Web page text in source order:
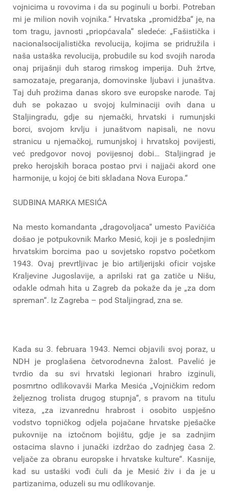
vojnicima u rovovima i da su poginuli u borbi. Potreban
mi je milion novih vojnika.“ Hrvatska „promidžba“ je, na
tom tragu, javnosti „priopćavala“ sledeće: „Fašistička i
nacionalsocijalistička revolucija, kojima se pridružila i
naša ustaška revolucija, probudile su kod svojih naroda
onaj prijašnji duh starog rimskog imperija. Duh žrtve,
samozataje, pregaranja, domovinske ljubavi i junaštva.
Taj duh prožima danas skoro sve europske narode. Taj
duh se pokazao u svojoj kulminaciji ovih dana u
Staljingradu, gdje su njemački, hrvatski i rumunjski
borci, svojom krvlju i junaštvom napisali, ne novu
stranicu u njemačkoj, rumunjskoj i hrvatskoj povijesti,
već predgovor novoj povijesnoj dobi… Staljingrad je
preko herojskih boraca postao prvi i najjači akord one
harmonije, u kojoj će biti skladana Nova Europa.“
SUDBINA MARKA MESIĆA
Na mesto komandanta „dragovoljaca“ umesto Pavičića
došao je potpukovnik Marko Mesić, koji je s poslednjim
hrvatskim borcima pao u sovjetsko ropstvo početkom
1943. Ovaj prevrtljivac je bio artiljerijski oficir vojske
Kraljevine Jugoslavije, a aprilski rat ga zatiče u Nišu,
odakle odmah hita u Zagreb da pokaže da je „za dom
spreman“. Iz Zagreba – pod Staljingrad, zna se.
Kada su 3. februara 1943. Nemci objavili svoj poraz, u
NDH je proglašena četvorodnevna žalost. Pavelić je
tvrdio da su svi hrvatski legionari hrabro izginuli,
posmrtno odlikovavši Marka Mesića „Vojničkim redom
željeznog trolista drugog stupnja“, s pravom na titulu
viteza, „za izvanrednu hrabrost i osobito uspješno
vodstvo topničkog odjela pojačane hrvatske pješačke
pukovnije na iztočnom bojištu, gdje je sa zadnjim
ostacima slavno i junački izdržao do zadnjeg časa 2.
veljače za obranu europske i hrvatske kulture“. Kasnije,
kad su ustaški vođi čuli da je Mesić živ i da je u
partizanima, oduzeli su mu odlikovanje.